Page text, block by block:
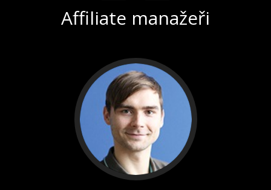
Affiliate manažeři